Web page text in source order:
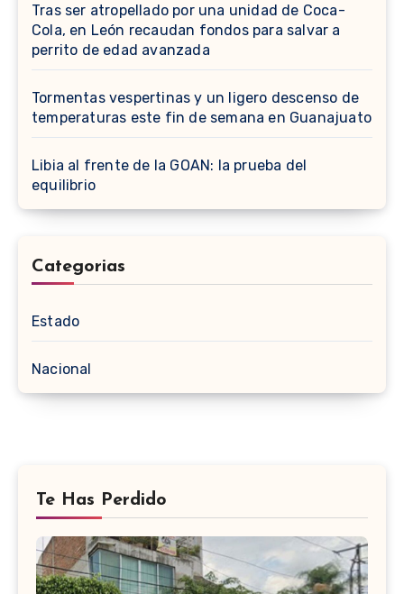
Tras ser atropellado por una unidad de Coca-
Cola, en León recaudan fondos para salvar a
perrito de edad avanzada
Tormentas vespertinas y un ligero descenso de
temperaturas este fin de semana en Guanajuato
Libia al frente de la GOAN: la prueba del
equilibrio
Categorias
Estado
Nacional
Te Has Perdido